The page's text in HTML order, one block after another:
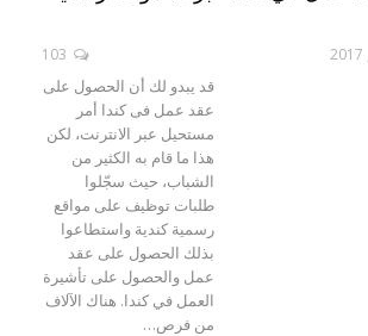
قد يبدو لك أن الحصول على
عقد عمل فى كندا أمر
مستحيل عبر الانترنت، لكن
هذا ما قام به الكثير من
الشباب، حيث سجّلوا
طلبات توظيف على مواقع
رسمية كندية واستطاعوا
بذلك الحصول على عقد
عمل والحصول على تأشيرة
العمل في كندا. هناك الآلاف
من فرص…